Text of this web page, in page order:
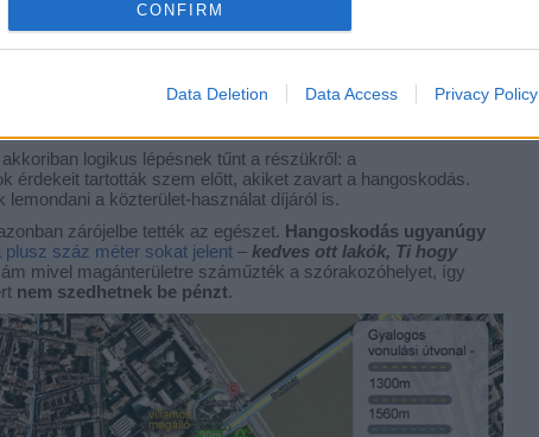
CONFIRM
Data Deletion Data Access Privacy Policy
járt jól? Látszólag nem…
logikus lépésnek tűnt a részükről: a
érdekeit tartották szem előtt, akiket zavart a hangoskodás.
lemondani a közterület-használat díjáról is.
zárójelbe tették az egészet. Hangoskodás ugyanúgy
plusz száz méter sokat jelent – kedves ott lakók, Ti hogy
mivel magánterületre száműzték a szórakozóhelyet, így
nem szedhetnek be pénzt.